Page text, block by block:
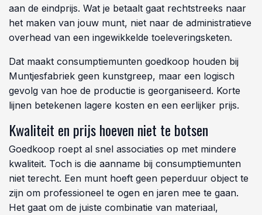
aan de eindprijs. Wat je betaalt gaat rechtstreeks naar
het maken van jouw munt, niet naar de administratieve
overhead van een ingewikkelde toeleveringsketen.
Dat maakt consumptiemunten goedkoop houden bij
Muntjesfabriek geen kunstgreep, maar een logisch
gevolg van hoe de productie is georganiseerd. Korte
lijnen betekenen lagere kosten en een eerlijker prijs.
Kwaliteit en prijs hoeven niet te botsen
Goedkoop roept al snel associaties op met mindere
kwaliteit. Toch is die aanname bij consumptiemunten
niet terecht. Een munt hoeft geen peperduur object te
zijn om professioneel te ogen en jaren mee te gaan.
Het gaat om de juiste combinatie van materiaal,